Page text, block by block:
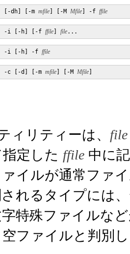
[-dh] [-m mfile ] [-M Mfile ] -f ffile
-i [-h] [-f ffile file...
-i [-h] -f ffile
-c [-d] [-m mfile ] [-M Mfile
ィリティーは、 file
定した ffile 中に
イルが通常ファ
れるタイプには
特殊ファイルな
ファイルと判別